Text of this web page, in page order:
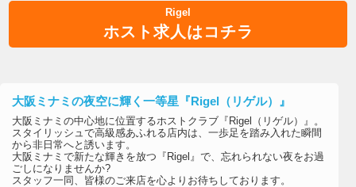
Rigel
ホスト求人はコチラ
大阪ミナミの夜空に輝く一等星『Rigel（リゲル）』
大阪ミナミの中心地に位置するホストクラブ『Rigel（リゲル）』。
スタイリッシュで高級感あふれる店内は、一歩足を踏み入れた瞬間
から非日常へと誘います。
大阪ミナミで新たな輝きを放つ『Rigel』で、忘れられない夜をお過
ごしになりませんか?
スタッフ一同、皆様のご来店を心よりお待ちしております。